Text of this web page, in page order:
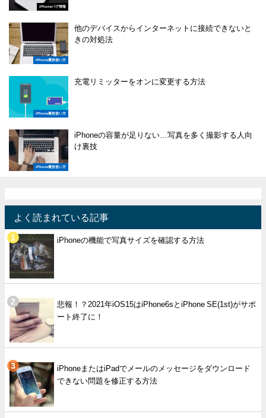
iPhoneバグ情報
iPhone裏技使い方
他のデバイスからインターネットに接続できないと
きの対処法
iPhone裏技使い方
充電リミッターをオンに変更する方法
iPhone裏技使い方
iPhoneの容量が足りない…写真を多く撮影する人向
け裏技
よく読まれている記事
iPhoneの機能で写真サイズを確認する方法
悲報！？2021年iOS15はiPhone6sとiPhone SE(1st)がサポ
ート終了に！
iPhoneまたはiPadでメールのメッセージをダウンロード
できない問題を修正する方法